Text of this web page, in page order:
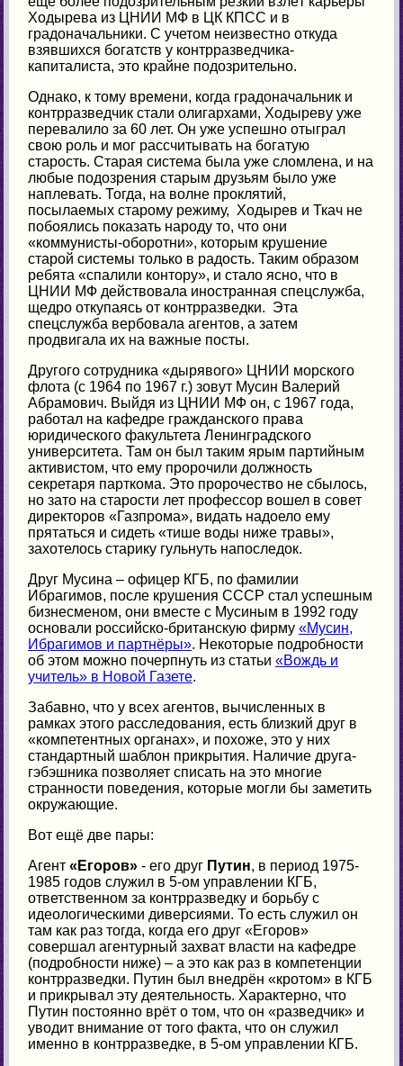
Ходырева из ЦНИИ МФ в ЦК КПСС и в
градоначальники. С учетом неизвестно откуда
взявшихся богатств у контрразведчика-
капиталиста, это крайне подозрительно.
Однако, к тому времени, когда градоначальник и
контрразведчик стали олигархами, Ходыреву уже
перевалило за 60 лет. Он уже успешно отыграл
свою роль и мог рассчитывать на богатую
старость. Старая система была уже сломлена, и на
любые подозрения старым друзьям было уже
наплевать. Тогда, на волне проклятий,
посылаемых старому режиму, Ходырев и Ткач не
побоялись показать народу то, что они
«коммунисты-оборотни», которым крушение
старой системы только в радость. Таким образом
ребята «спалили контору», и стало ясно, что в
ЦНИИ МФ действовала иностранная спецслужба,
щедро откупаясь от контрразведки. Эта
спецслужба вербовала агентов, а затем
продвигала их на важные посты.
Другого сотрудника «дырявого» ЦНИИ морского
флота (с 1964 по 1967 г.) зовут Мусин Валерий
Абрамович. Выйдя из ЦНИИ МФ он, с 1967 года,
работал на кафедре гражданского права
юридического факультета Ленинградского
университета. Там он был таким ярым партийным
активистом, что ему пророчили должность
секретаря парткома. Это пророчество не сбылось,
но зато на старости лет профессор вошел в совет
директоров «Газпрома», видать надоело ему
прятаться и сидеть «тише воды ниже травы»,
захотелось старику гульнуть напоследок.
Друг Мусина – офицер КГБ, по фамилии
Ибрагимов, после крушения СССР стал успешным
бизнесменом, они вместе с Мусиным в 1992 году
основали российско-британскую фирму«Мусин,
Ибрагимов и партнёры». Некоторые подробности
об этом можно почерпнуть из статьи«Вождь и
учитель» в Новой Газете.
Забавно, что у всех агентов, вычисленных в
рамках этого расследования, есть близкий друг в
«компетентных органах», и похоже, это у них
стандартный шаблон прикрытия. Наличие друга-
гэбэшника позволяет списать на это многие
странности поведения, которые могли бы заметить
окружающие.
Вот ещё две пары:
Агент «Егоров» - его друг Путин, в период 1975-
1985 годов служил в 5-ом управлении КГБ,
ответственном за контрразведку и борьбу с
идеологическими диверсиями. То есть служил он
там как раз тогда, когда его друг «Егоров»
совершал агентурный захват власти на кафедре
(подробности ниже) – а это как раз в компетенции
контрразведки. Путин был внедрён «кротом» в КГБ
и прикрывал эту деятельность. Характерно, что
Путин постоянно врёт о том, что он «разведчик» и
уводит внимание от того факта, что он служил
именно в контрразведке, в 5-ом управлении КГБ.